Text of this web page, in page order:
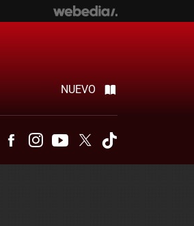
NUEVO
TelegramFacebookInstagramYoutubeTwitter